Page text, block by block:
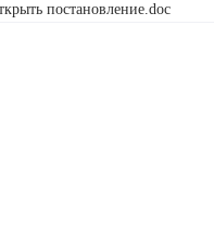
постановление.doc